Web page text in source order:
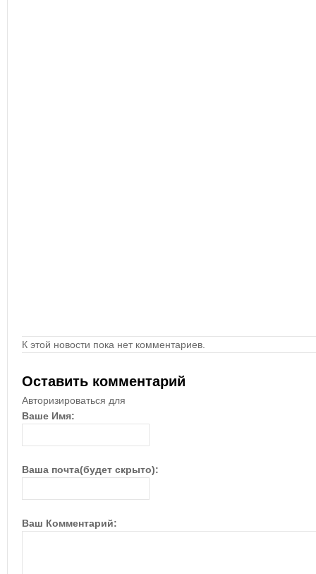
К этой новости пока нет комментариев.
Оставить комментарий
Авторизироваться для
Ваше Имя:
Ваша почта(будет скрыто):
Ваш Комментарий: